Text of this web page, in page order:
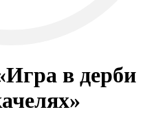
в дерби